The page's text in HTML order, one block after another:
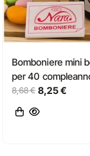
Bomboniere mini
per 40
8,68 € 8,25 €